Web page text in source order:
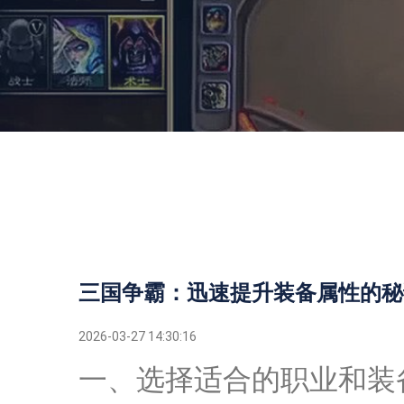
三国争霸：迅速提升装备属性的
2026-03-27 14:30:16
一、选择适合的职业和装